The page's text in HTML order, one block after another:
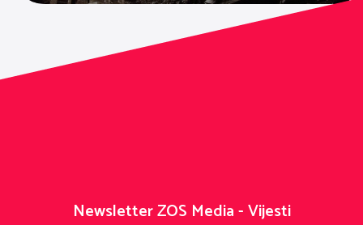
Newsletter ZOS Media - Vijesti